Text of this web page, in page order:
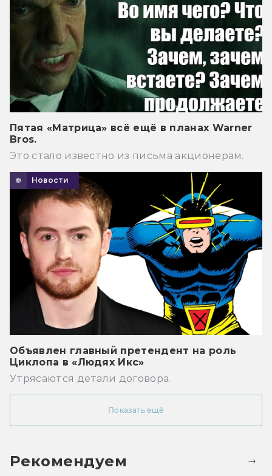
Пятая «Матрица» всё ещё в планах Warner
Bros.
Это стало известно из письма акционерам.
Новости
Объявлен главный претендент на роль
Циклопа в «Людях Икс»
Утрясаются детали договора.
Показать ещё
Рекомендуем